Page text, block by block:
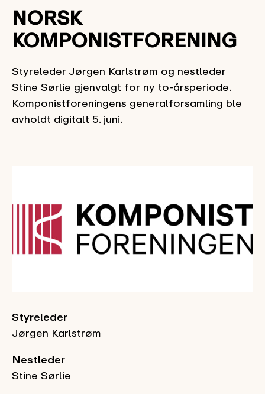
NORSK
KOMPONISTFORENING
Styreleder Jørgen Karlstrøm og nestleder
Stine Sørlie gjenvalgt for ny to-årsperiode.
Komponistforeningens generalforsamling ble
avholdt digitalt 5. juni.
Styreleder
Jørgen Karlstrøm
Nestleder
Stine Sørlie